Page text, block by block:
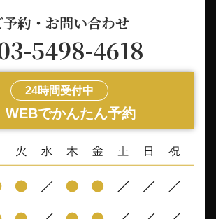
予約・お問い合わせ
5498-4618
24時間受付中
WEBでかんたん予約